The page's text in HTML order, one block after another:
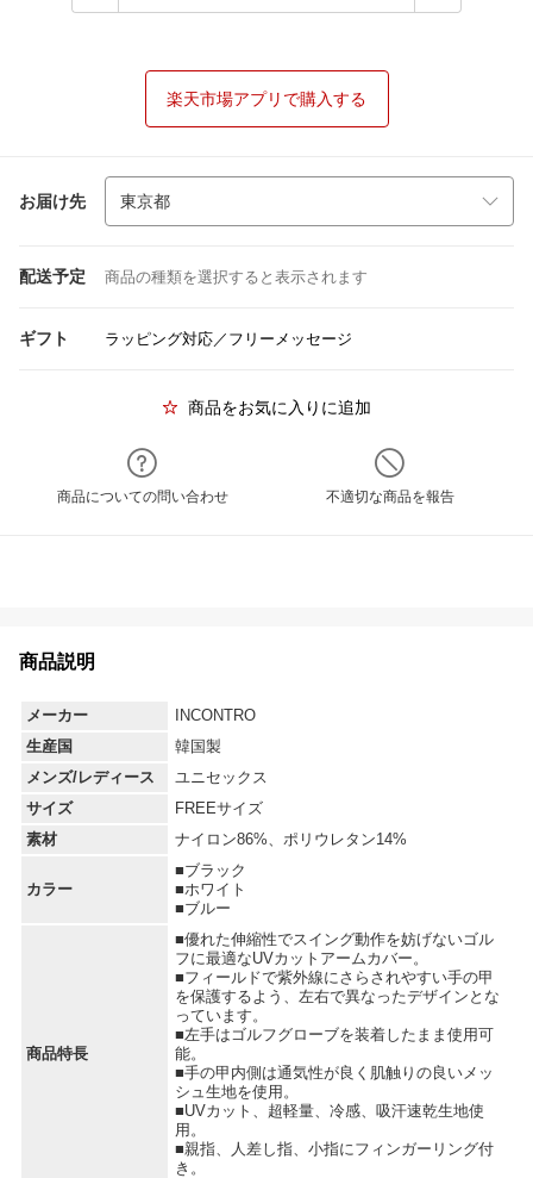
楽天市場アプリで購入する
お届け先
配送予定 商品の種類を選択すると表示されます
ギフト ラッピング対応／フリーメッセージ
商品をお気に入りに追加
商品についての問い合わせ 不適切な商品を報告
商品説明
メーカー
INCONTRO
生産国
韓国製
メンズ/レディース
ユニセックス
サイズ
FREEサイズ
素材
ナイロン86%、ポリウレタン14%
カラー
■ブラック
■ホワイト
■ブルー
商品特長
■優れた伸縮性でスイング動作を妨げないゴル
フに最適なUVカットアームカバー。
■フィールドで紫外線にさらされやすい手の甲
を保護するよう、左右で異なったデザインとな
っています。
■左手はゴルフグローブを装着したまま使用可
能。
■手の甲内側は通気性が良く肌触りの良いメッ
シュ生地を使用。
■UVカット、超軽量、冷感、吸汗速乾生地使
用。
■親指、人差し指、小指にフィンガーリング付
き。